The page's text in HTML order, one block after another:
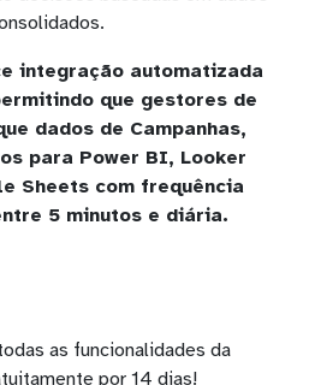
integração automatizada
que gestores de
dados de Campanhas,
para Power BI, Looker
Sheets com frequência
5 minutos e diária.
as funcionalidades da
por 14 dias!